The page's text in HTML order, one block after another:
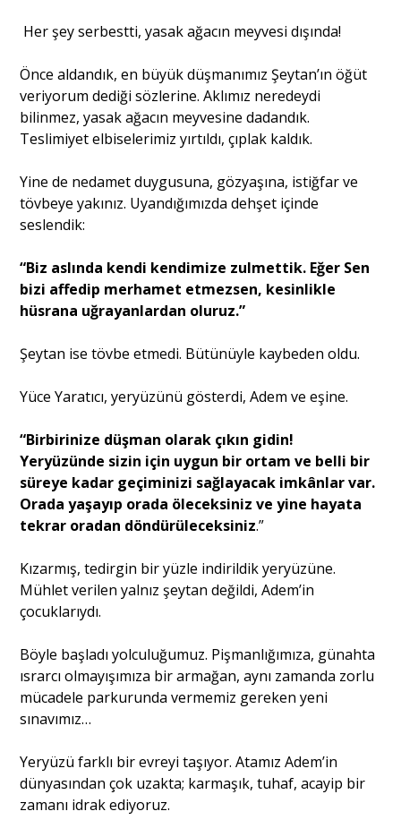
Her şey serbestti, yasak ağacın meyvesi dışında!
Önce aldandık, en büyük düşmanımız Şeytan’ın öğüt
veriyorum dediği sözlerine. Aklımız neredeydi
bilinmez, yasak ağacın meyvesine dadandık.
Teslimiyet elbiselerimiz yırtıldı, çıplak kaldık.
Yine de nedamet duygusuna, gözyaşına, istiğfar ve
tövbeye yakınız. Uyandığımızda dehşet içinde
seslendik:
“Biz aslında kendi kendimize zulmettik. Eğer Sen
bizi affedip merhamet etmezsen, kesinlikle
hüsrana uğrayanlardan oluruz.”
Şeytan ise tövbe etmedi. Bütünüyle kaybeden oldu.
Yüce Yaratıcı, yeryüzünü gösterdi, Adem ve eşine.
“Birbirinize düşman olarak çıkın gidin!
Yeryüzünde sizin için uygun bir ortam ve belli bir
süreye kadar geçiminizi sağlayacak imkânlar var.
Orada yaşayıp orada öleceksiniz ve yine hayata
tekrar oradan döndürüleceksiniz.”
Kızarmış, tedirgin bir yüzle indirildik yeryüzüne.
Mühlet verilen yalnız şeytan değildi, Adem’in
çocuklarıydı.
Böyle başladı yolculuğumuz. Pişmanlığımıza, günahta
ısrarcı olmayışımıza bir armağan, aynı zamanda zorlu
mücadele parkurunda vermemiz gereken yeni
sınavımız…
Yeryüzü farklı bir evreyi taşıyor. Atamız Adem’in
dünyasından çok uzakta; karmaşık, tuhaf, acayip bir
zamanı idrak ediyoruz.